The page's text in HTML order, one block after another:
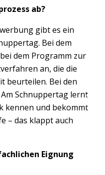
Next
ab?
gibt es ein
Bei dem
dem Programm zur
an, die die
beurteilen. Bei den
Schnuppertag lernt
kennen und bekommt
– das klappt auch
Eignung